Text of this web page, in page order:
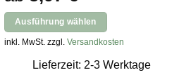
Ausführung wählen
Dieses
inkl. MwSt. zzgl.Versandkosten
Lieferzeit: 2-3 Werktage